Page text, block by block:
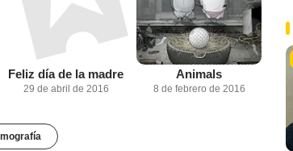
Feliz día de la madre
29 de abril de 2016
Animals
8 de febrero de 2016